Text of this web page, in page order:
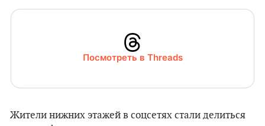
Посмотреть в Threads
Жители нижних этажей в соцсетях стали делиться